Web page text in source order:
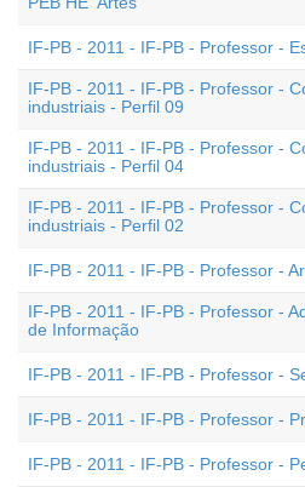
IF-PB - 2011 - IF-PB - Professor -
IF-PB - 2011 - IF-PB - Professor -
industriais - Perfil 09
IF-PB - 2011 - IF-PB - Professor -
industriais - Perfil 04
IF-PB - 2011 - IF-PB - Professor -
industriais - Perfil 02
IF-PB - 2011 - IF-PB - Professor -
IF-PB - 2011 - IF-PB - Professor -
de Informação
IF-PB - 2011 - IF-PB - Professor -
IF-PB - 2011 - IF-PB - Professor -
IF-PB - 2011 - IF-PB - Professor -